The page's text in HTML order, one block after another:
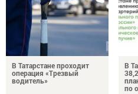
В Татарстане проходит
операция «Трезвый
водитель»
В
по